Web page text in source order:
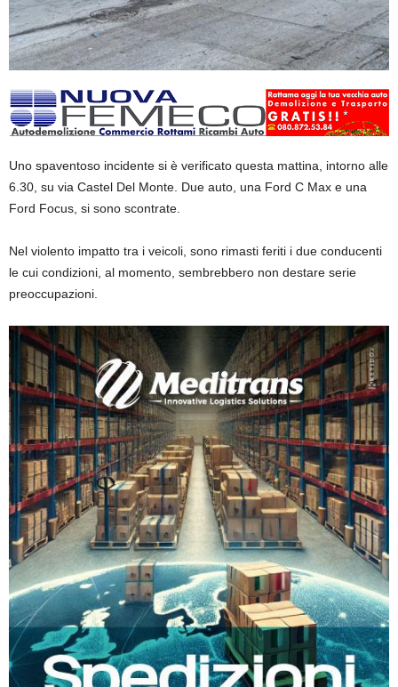
Uno spaventoso incidente si è verificato questa mattina, intorno alle
6.30, su via Castel Del Monte. Due auto, una Ford C Max e una
Ford Focus, si sono scontrate.
Nel violento impatto tra i veicoli, sono rimasti feriti i due conducenti
le cui condizioni, al momento, sembrebbero non destare serie
preoccupazioni.